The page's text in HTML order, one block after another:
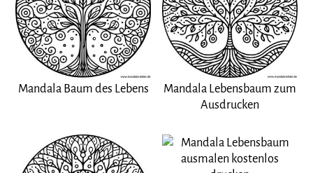
Mandala Baum des Lebens
Mandala Lebensbaum zum
Ausdrucken